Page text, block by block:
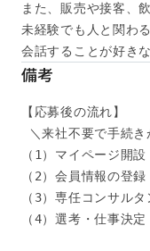
また、販売や接客、
未経験でも人と関わ
会話することが好き
備考
【応募後の流れ】
＼来社不要で手続き
（1）マイページ開設
（2）会員情報の登録
（3）専任コンサル
（4）選考・仕事決定